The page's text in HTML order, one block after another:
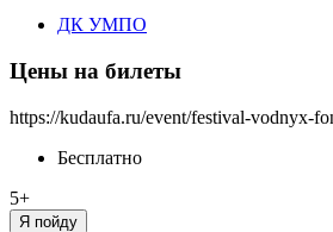
ДК УМПО
Цены на билеты
https://kudaufa.ru/event/festival-vodnyx-
Бесплатно
5+
Я пойду